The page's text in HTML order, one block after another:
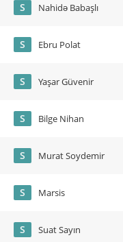
S Nahidə Babaşlı
S Ebru Polat
S Yaşar Güvenir
S Bilge Nihan
S Murat Soydemir
S Marsis
S Suat Sayın